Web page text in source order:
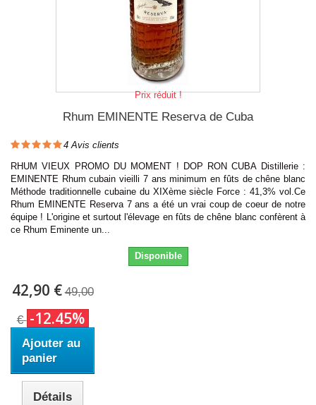
Prix réduit !
Rhum EMINENTE Reserva de Cuba
4 Avis clients
RHUM VIEUX PROMO DU MOMENT ! DOP RON CUBA Distillerie :
EMINENTE Rhum cubain vieilli 7 ans minimum en fûts de chêne blanc
Méthode traditionnelle cubaine du XIXème siècle Force : 41,3% vol.Ce
Rhum EMINENTE Reserva 7 ans a été un vrai coup de coeur de notre
équipe ! L'origine et surtout l'élevage en fûts de chêne blanc confèrent à
ce Rhum Eminente un...
Disponible
42,90 € 49,00
€ -12.45%
Ajouter au
panier
Détails